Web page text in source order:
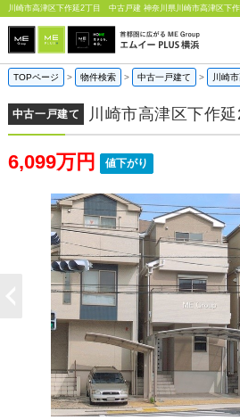
TOPページ > 物件検索 > 中古一戸建て > 川崎
中古一戸建て 川崎市高津区下作
6,099万円 値下がり